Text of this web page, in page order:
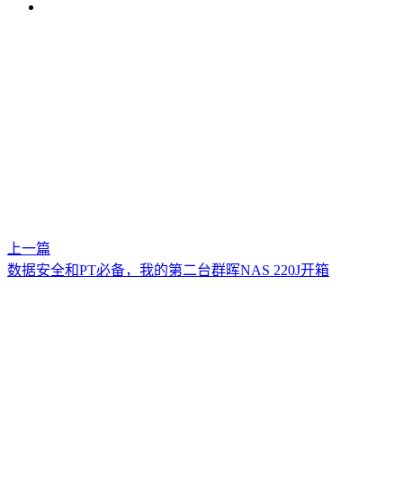
上一篇
数据安全和PT必备，我的第二台群晖NAS 220J开箱